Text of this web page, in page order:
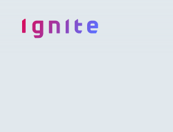
Ignite • Video Experience Cloud